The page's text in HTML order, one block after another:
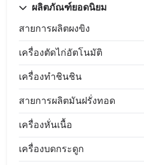
ผลิตภัณฑ์ยอดนิยม
สายการผลิตผงขิง
เครื่องตัดไก่อัตโนมัติ
เครื่องทำชินชิน
สายการผลิตมันฝรั่งทอด
เครื่องหั่นเนื้อ
เครื่องบดกระดูก